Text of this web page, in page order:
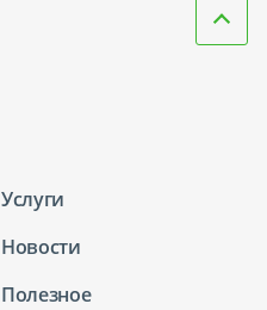
Услуги
Новости
Полезное